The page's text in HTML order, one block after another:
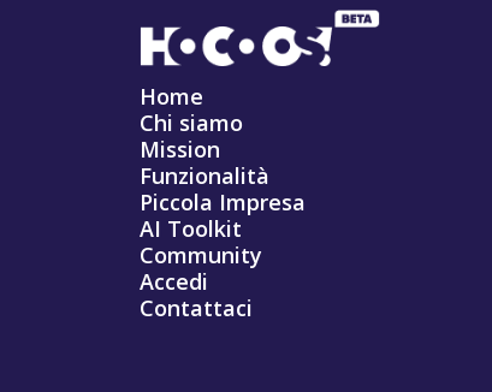
Home
Chi siamo
Mission
Funzionalità
Piccola Impresa
AI Toolkit
Community
Accedi
Contattaci